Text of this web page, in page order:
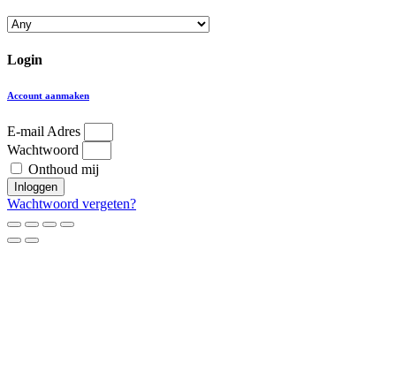
Login
Account aanmaken
E-mail Adres
Wachtwoord
Onthoud mij
Inloggen
Wachtwoord vergeten?